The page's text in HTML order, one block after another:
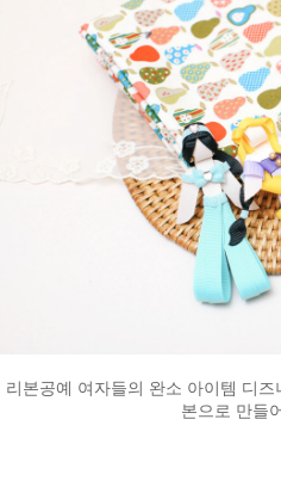
리본공예 여자들의 완소 아이템 디
본으로 만들